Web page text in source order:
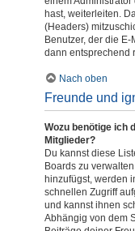
hast, weiterleiten.
(Headers)
Benutzer, der die
dann entsprechend
Nach oben
Freunde und
Wozu benötige ich
Mitglieder?
Du kannst diese
Boards zu
hinzufügst, werden
schnellen Zugriff
und kannst ihnen
Abhängig von dem